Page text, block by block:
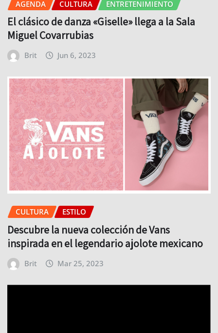
AGENDA CULTURA ENTRETENIMIENTO
El clásico de danza «Giselle» llega a la Sala
Miguel Covarrubias
Brit Jun 6, 2023
CULTURA ESTILO
Descubre la nueva colección de Vans
inspirada en el legendario ajolote mexicano
Brit Mar 25, 2023